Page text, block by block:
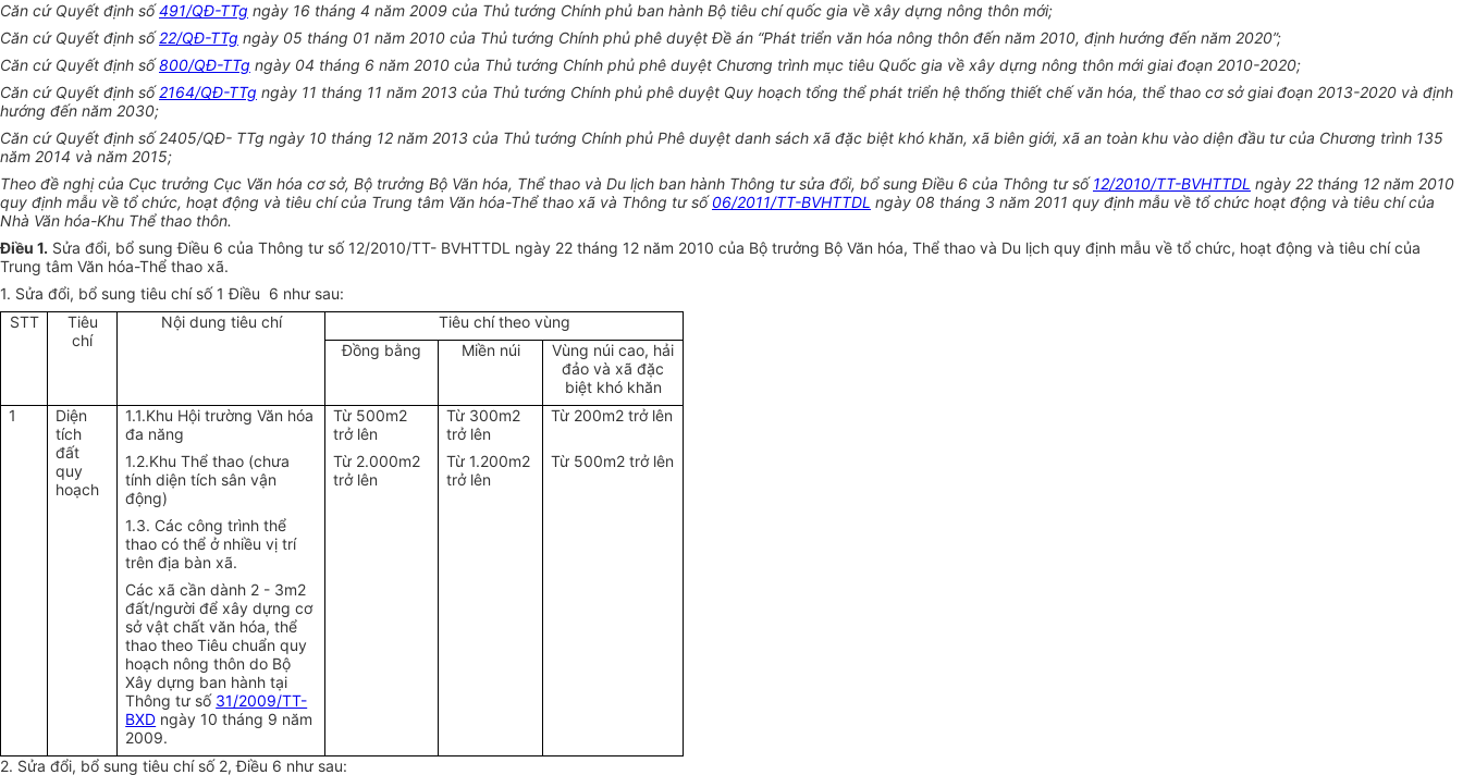
Căn cứ Quyết định số491/QĐ-TTg ngày 16 tháng 4 năm 2009 của Thủ tướng Chính phủ ban hành Bộ tiêu chí quốc gia về xây dựng nông thôn mới;
Căn cứ Quyết định số22/QĐ-TTg ngày 05 tháng 01 năm 2010 của Thủ tướng Chính phủ phê duyệt Đề án “Phát triển văn hóa nông thôn đến năm 2010, định hướng đến năm 2020”;
Căn cứ Quyết định số800/QĐ-TTg ngày 04 tháng 6 năm 2010 của Thủ tướng Chính phủ phê duyệt Chương trình mục tiêu Quốc gia về xây dựng nông thôn mới giai đoạn 2010-2020;
Căn cứ Quyết định số2164/QĐ-TTg ngày 11 tháng 11 năm 2013 của Thủ tướng Chính phủ phê duyệt Quy hoạch tổng thể phát triển hệ thống thiết chế văn hóa, thể thao cơ sở giai đoạn 2013-2020 và định
hướng đến năm 2030;
Căn cứ Quyết định số 2405/QĐ- TTg ngày 10 tháng 12 năm 2013 của Thủ tướng Chính phủ Phê duyệt danh sách xã đặc biệt khó khăn, xã biên giới, xã an toàn khu vào diện đầu tư của Chương trình 135
năm 2014 và năm 2015;
Theo đề nghị của Cục trưởng Cục Văn hóa cơ sở, Bộ trưởng Bộ Văn hóa, Thể thao và Du lịch ban hành Thông tư sửa đổi, bổ sung Điều 6 của Thông tư số12/2010/TT-BVHTTDL ngày 22 tháng 12 năm 2010
quy định mẫu về tổ chức, hoạt động và tiêu chí của Trung tâm Văn hóa-Thể thao xã và Thông tư số06/2011/TT-BVHTTDL ngày 08 tháng 3 năm 2011 quy định mẫu về tổ chức hoạt động và tiêu chí của
Nhà Văn hóa-Khu Thể thao thôn.
Điều 1. Sửa đổi, bổ sung Điều 6 của Thông tư số 12/2010/TT- BVHTTDL ngày 22 tháng 12 năm 2010 của Bộ trưởng Bộ Văn hóa, Thể thao và Du lịch quy định mẫu về tổ chức, hoạt động và tiêu chí của
Trung tâm Văn hóa-Thể thao xã.
1. Sửa đổi, bổ sung tiêu chí số 1 Điều 6 như sau:
STT
Tiêu
chí
Nội dung tiêu chí
Tiêu chí theo vùng
Đồng bằng
Miền núi
Vùng núi cao, hải
đảo và xã đặc
biệt khó khăn
1
Diện
tích
đất
quy
hoạch
1.1.Khu Hội trường Văn hóa
đa năng
1.2.Khu Thể thao (chưa
tính diện tích sân vận
động)
1.3. Các công trình thể
thao có thể ở nhiều vị trí
trên địa bàn xã.
Các xã cần dành 2 - 3m2
đất/người để xây dựng cơ
sở vật chất văn hóa, thể
thao theo Tiêu chuẩn quy
hoạch nông thôn do Bộ
Xây dựng ban hành tại
Thông tư số 31/2009/TT-
BXD ngày 10 tháng 9 năm
2009.
Từ 500m2
trở lên
Từ 2.000m2
trở lên
Từ 300m2
trở lên
Từ 1.200m2
trở lên
Từ 200m2 trở lên
Từ 500m2 trở lên
2. Sửa đổi, bổ sung tiêu chí số 2, Điều 6 như sau: